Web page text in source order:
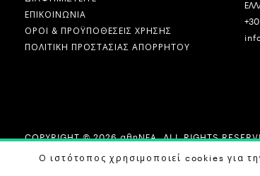
ΕΠΙΚΟΙΝΩΝΙΑ
ΟΡΟΙ & ΠΡΟΫΠΟΘΕΣΕΙΣ ΧΡΗΣΗΣ
ΠΟΛΙΤΙΚΗ ΠΡΟΣΤΑΣΙΑΣ ΑΠΟΡΡΗΤΟΥ
COPYRIGHT © 2026 αθηΝΕΑ, ALL RIGHTS
DESIGN BY
. DEVELOPED BY
Ο ιστότοπος χρησιμοποιεί cookies για